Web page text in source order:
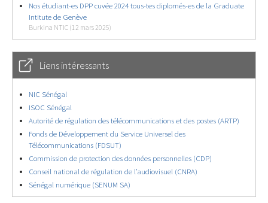
Nos étudiant-es DPP cuvée 2024 tous-tes diplomés-es de la Graduate
Intitute de Genève
Burkina NTIC (12 mars 2025)
Liens intéressants
NIC Sénégal
ISOC Sénégal
Autorité de régulation des télécommunications et des postes (ARTP)
Fonds de Développement du Service Universel des
Télécommunications (FDSUT)
Commission de protection des données personnelles (CDP)
Conseil national de régulation de l’audiovisuel (CNRA)
Sénégal numérique (SENUM SA)